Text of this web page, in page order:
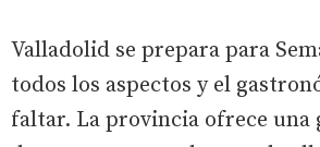
Valladolid se prepara para
todos los aspectos y el
faltar. La provincia ofrece una